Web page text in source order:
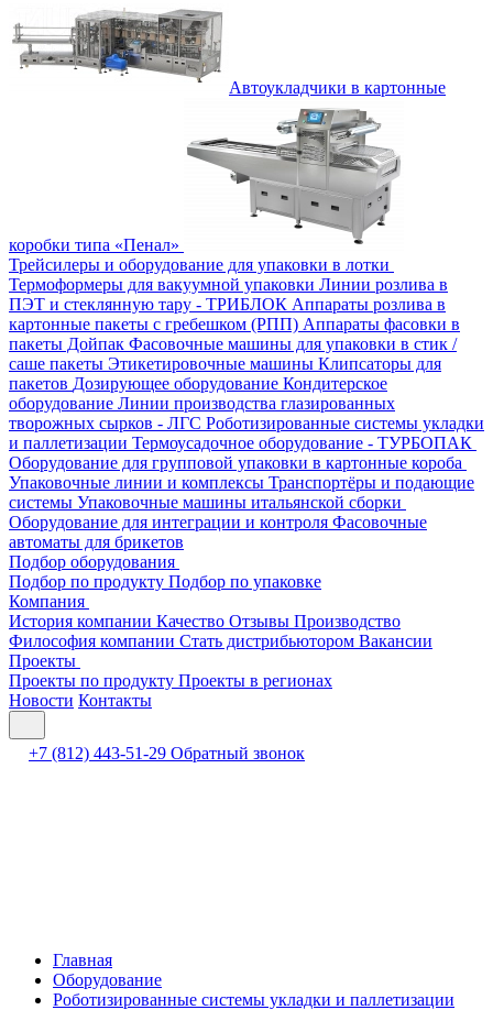
Автоукладчики в картонные
коробки типа «Пенал»
Трейсилеры и оборудование для упаковки в лотки
Термоформеры для вакуумной упаковки Линии розлива в
ПЭТ и стеклянную тару - ТРИБЛОК Аппараты розлива в
картонные пакеты с гребешком (РПП) Аппараты фасовки в
пакеты Дойпак Фасовочные машины для упаковки в стик /
саше пакеты Этикетировочные машины Клипсаторы для
пакетов Дозирующее оборудование Кондитерское
оборудование Линии производства глазированных
творожных сырков - ЛГС Роботизированные системы укладки
и паллетизации Термоусадочное оборудование - ТУРБОПАК
Оборудование для групповой упаковки в картонные короба
Упаковочные линии и комплексы Транспортёры и подающие
системы Упаковочные машины итальянской сборки
Оборудование для интеграции и контроля Фасовочные
автоматы для брикетов
Подбор оборудования
Подбор по продукту Подбор по упаковке
Компания
История компании Качество Отзывы Производство
Философия компании Стать дистрибьютором Вакансии
Проекты
Проекты по продукту Проекты в регионах
Новости Контакты
+7 (812) 443-51-29 Обратный звонок
Главная
Оборудование
Роботизированные системы укладки и паллетизации